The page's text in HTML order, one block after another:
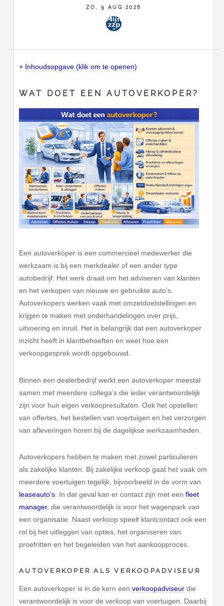
ZO, 9 AUG 2026
+ Inhoudsopgave (klik om te openen)
WAT DOET EEN AUTOVERKOPER?
Een autoverkoper is een commercieel medewerker die
werkzaam is bij een merkdealer of een ander type
autobedrijf. Het werk draait om het adviseren van klanten
en het verkopen van nieuwe en gebruikte auto’s.
Autoverkopers werken vaak met omzetdoelstellingen en
krijgen te maken met onderhandelingen over prijs,
uitvoering en inruil. Het is belangrijk dat een autoverkoper
inzicht heeft in klantbehoeften en weet hoe een
verkoopgesprek wordt opgebouwd.
Binnen een dealerbedrijf werkt een autoverkoper meestal
samen met meerdere collega’s die ieder verantwoordelijk
zijn voor hun eigen verkoopresultaten. Ook het opstellen
van offertes, het bestellen van voertuigen en het verzorgen
van afleveringen horen bij de dagelijkse werkzaamheden.
Autoverkopers hebben te maken met zowel particulieren
als zakelijke klanten. Bij zakelijke verkoop gaat het vaak om
meerdere voertuigen tegelijk, bijvoorbeeld in de vorm van
leaseauto's. In dat geval kan er contact zijn met eenfleet
manager, die verantwoordelijk is voor het wagenpark van
een organisatie. Naast verkoop speelt klantcontact ook een
rol bij het uitleggen van opties, het organiseren van
proefritten en het begeleiden van het aankoopproces.
AUTOVERKOPER ALS VERKOOPADVISEUR
Een autoverkoper is in de kern eenverkoopadviseur die
verantwoordelijk is voor de verkoop van voertuigen. Daarbij